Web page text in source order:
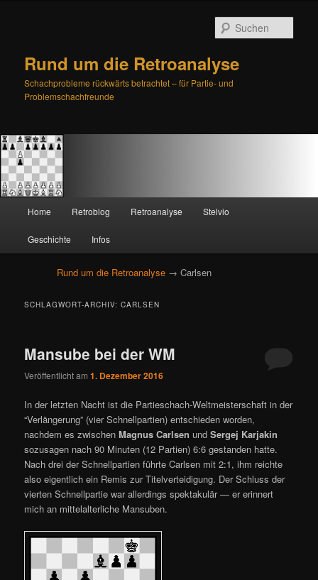
Rund um die Retroanalyse
Schachprobleme rückwärts betrachtet – für Partie- und
Problemschachfreunde
Zum
primären
Inhalt
springen
Zum
sekundären
Inhalt
springen
Home Retroblog Retroanalyse Stelvio
Geschichte Infos
Rund um die Retroanalyse → Carlsen
SCHLAGWORT-ARCHIV:CARLSEN
Mansube bei der WM
Veröffentlicht am1. Dezember 2016
In der letzten Nacht ist die Partieschach-Weltmeisterschaft in der
“Verlängerung” (vier Schnellpartien) entschieden worden,
nachdem es zwischenMagnus Carlsen undSergej Karjakin
sozusagen nach 90 Minuten (12 Partien) 6:6 gestanden hatte.
Nach drei der Schnellpartien führte Carlsen mit 2:1, ihm reichte
also eigentlich ein Remis zur Titelverteidigung. Der Schluss der
vierten Schnellpartie war allerdings spektakulär — er erinnert
mich an mittelalterliche Mansuben.